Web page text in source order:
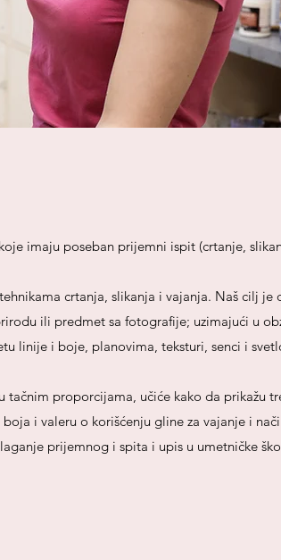
imaju poseban prijemni ispit (crtanje,
crtanja, slikanja i vajanja. Naš cilj je
ili predmet sa fotografije; uzimajući u
linije i boje, planovima, teksturi, senci i
proporcijama, učiće kako da prikažu
i valeru o korišćenju gline za vajanje i
prijemnog i spita i upis u umetničke